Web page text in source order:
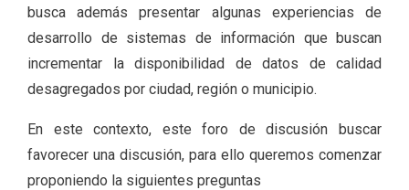
busca además presentar algunas experiencias de
desarrollo de sistemas de información que buscan
incrementar la disponibilidad de datos de calidad
desagregados por ciudad, región o municipio.
En este contexto, este foro de discusión buscar
favorecer una discusión, para ello queremos comenzar
proponiendo la siguientes preguntas